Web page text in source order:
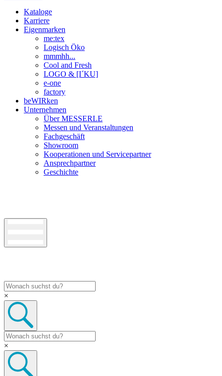
Kataloge
Karriere
Eigenmarken
me:tex
Logisch Öko
mmmhh...
Cool and Fresh
LOGO & [I´KU]
e-one
factory
beWIRken
Unternehmen
Über MESSERLE
Messen und Veranstaltungen
Fachgeschäft
Showroom
Kooperationen und Servicepartner
Ansprechpartner
Geschichte
×
×